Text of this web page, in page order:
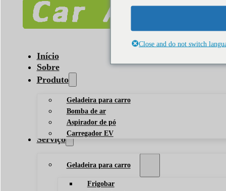
Início
Sobre
Produto
Geladeira para carro
Bomba de ar
Aspirador de pó
Carregador EV
Serviço
Geladeira para carro
Frigobar
Close and do not switch